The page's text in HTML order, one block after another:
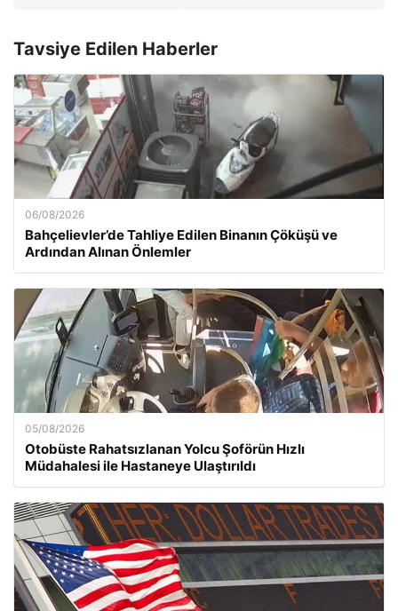
Tavsiye Edilen Haberler
06/08/2026
Bahçelievler’de Tahliye Edilen Binanın Çöküşü ve
Ardından Alınan Önlemler
05/08/2026
Otobüste Rahatsızlanan Yolcu Şoförün Hızlı
Müdahalesi ile Hastaneye Ulaştırıldı